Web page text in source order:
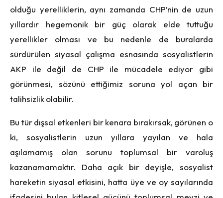
olduğu yerelliklerin, aynı zamanda CHP’nin de uzun
yıllardır hegemonik bir güç olarak elde tuttuğu
yerellikler olması ve bu nedenle de buralarda
sürdürülen siyasal çalışma esnasında sosyalistlerin
AKP ile değil de CHP ile mücadele ediyor gibi
görünmesi, sözünü ettiğimiz soruna yol açan bir
talihsizlik olabilir.
Bu tür dışsal etkenleri bir kenara bırakırsak, görünen o
ki, sosyalistlerin uzun yıllara yayılan ve hala
aşılamamış olan sorunu toplumsal bir varoluş
kazanamamaktır. Daha açık bir deyişle, sosyalist
hareketin siyasal etkisini, hatta üye ve oy sayılarında